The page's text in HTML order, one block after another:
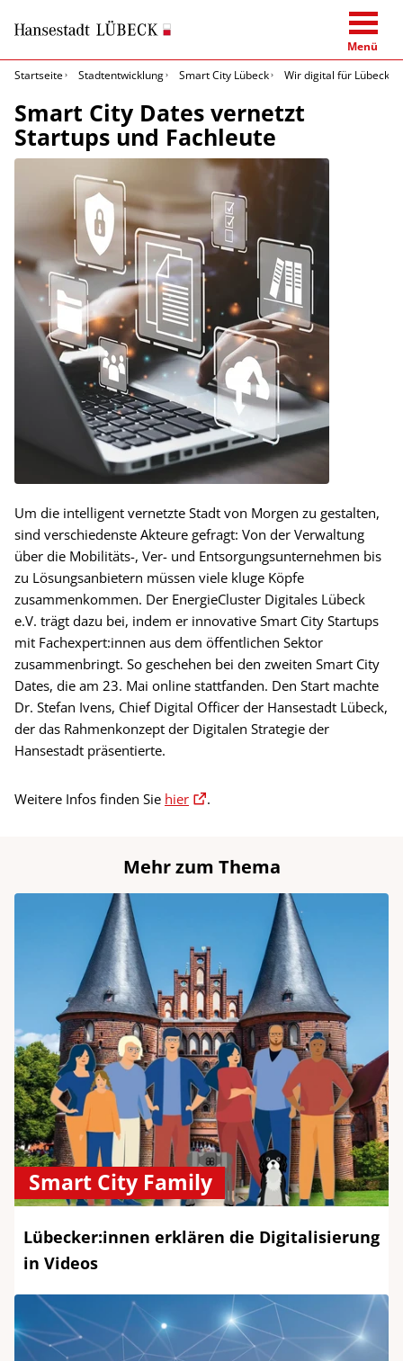
Menü
Startseite
Stadtentwicklung Smart City Lübeck Wir digital für Lübeck
Smart City Dates vernetzt
Startups und Fachleute
Um die intelligent vernetzte Stadt von Morgen zu gestalten,
sind verschiedenste Akteure gefragt: Von der Verwaltung
über die Mobilitäts-, Ver- und Entsorgungsunternehmen bis
zu Lösungsanbietern müssen viele kluge Köpfe
zusammenkommen. Der EnergieCluster Digitales Lübeck
e.V. trägt dazu bei, indem er innovative Smart City Startups
mit Fachexpert:innen aus dem öffentlichen Sektor
zusammenbringt. So geschehen bei den zweiten Smart City
Dates, die am 23. Mai online stattfanden. Den Start machte
Dr. Stefan Ivens, Chief Digital Officer der Hansestadt Lübeck,
der das Rahmenkonzept der Digitalen Strategie der
Hansestadt präsentierte.
Weitere Infos finden Sie hier .
Mehr zum Thema
Smart City Family
Lübecker:innen erklären die Digitalisierung
in Videos